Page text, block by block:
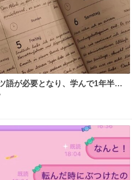
語が必要となり、学んで1年半に
十周して丸暗記した。読み書きに
指摘は激減し、上級の表現を教え